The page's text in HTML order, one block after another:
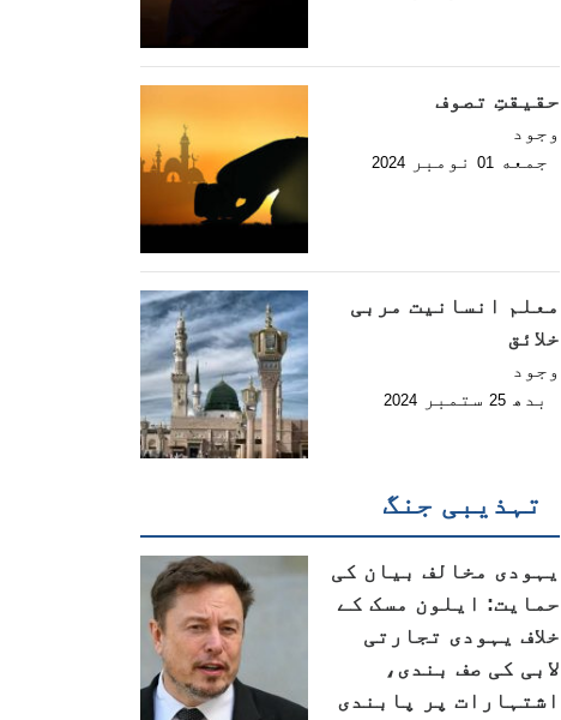
حقیقتِ تصوف
وجود
جمعه 01 نومبر 2024
معلم انسانیت مربی
خلائق
وجود
بدھ 25 ستمبر 2024
تہذیبی جنگ
یہودی مخالف بیان کی
حمایت: ایلون مسک کے
خلاف یہودی تجارتی
لابی کی صف بندی،
اشتہارات پر پابندی